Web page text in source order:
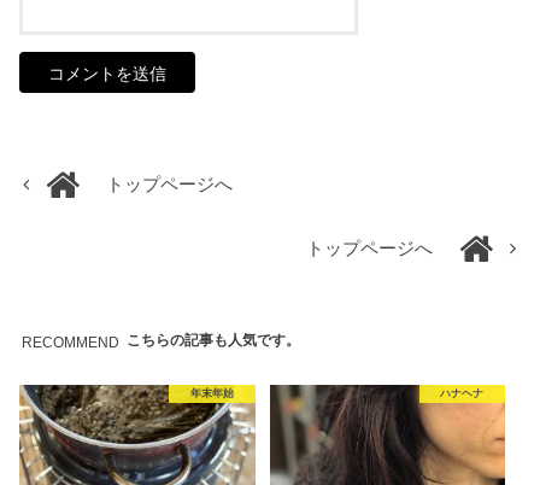
トップページへ
トップページへ
RECOMMEND こちらの記事も人気です。
年末年始 ハナヘナ